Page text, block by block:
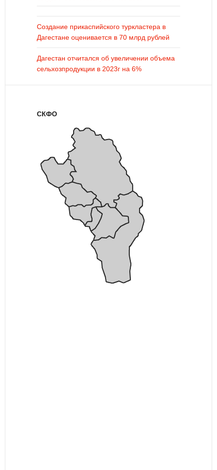
Создание прикаспийского туркластера в
Дагестане оценивается в 70 млрд рублей
Дагестан отчитался об увеличении объема
сельхозпродукции в 2023г на 6%
СКФО